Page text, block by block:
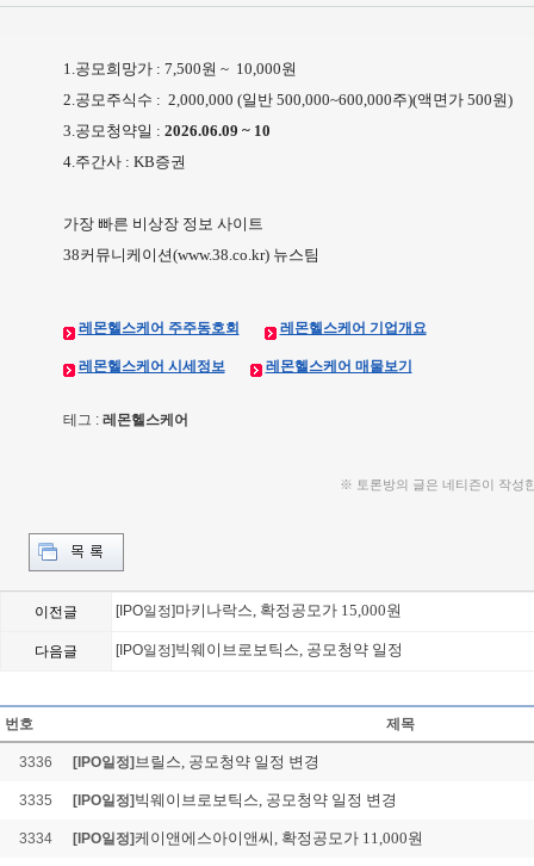
1.공모희망가 : 7,500원 ~ 10,000원
2.공모주식수 : 2,000,000 (일반 500,000~600,000주)(액면가 500원)
3.공모청약일 : 2026.06.09 ~ 10
4.주간사 : KB증권
가장 빠른 비상장 정보 사이트
38커뮤니케이션(www.38.co.kr) 뉴스팀
레몬헬스케어 주주동호회 레몬헬스케어 기업개요
레몬헬스케어 시세정보 레몬헬스케어 매물보기
테그 : 레몬헬스케어
※ 토론방의 글은 네티즌이 작성
이전글 [IPO일정]마키나락스, 확정공모가 15,000원
다음글 [IPO일정]빅웨이브로보틱스, 공모청약 일정
번호 제목
3336 [IPO일정] 브릴스, 공모청약 일정 변경
3335 [IPO일정] 빅웨이브로보틱스, 공모청약 일정 변경
3334 [IPO일정] 케이앤에스아이앤씨, 확정공모가 11,000원